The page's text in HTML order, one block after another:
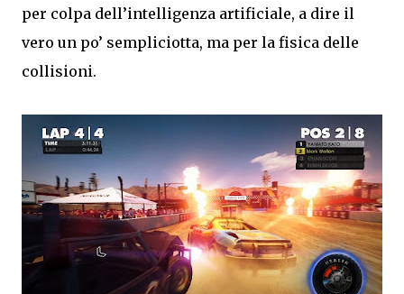
per colpa dell’intelligenza artificiale, a dire il
vero un po’ sempliciotta, ma per la fisica delle
collisioni.